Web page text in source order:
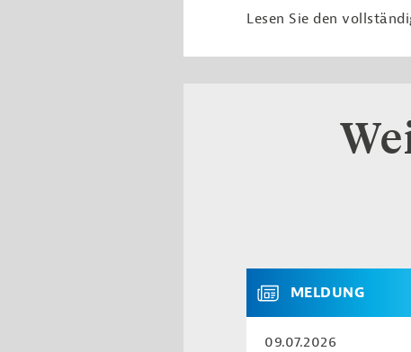
Lesen Sie den
MELDUNG
09.07.2026